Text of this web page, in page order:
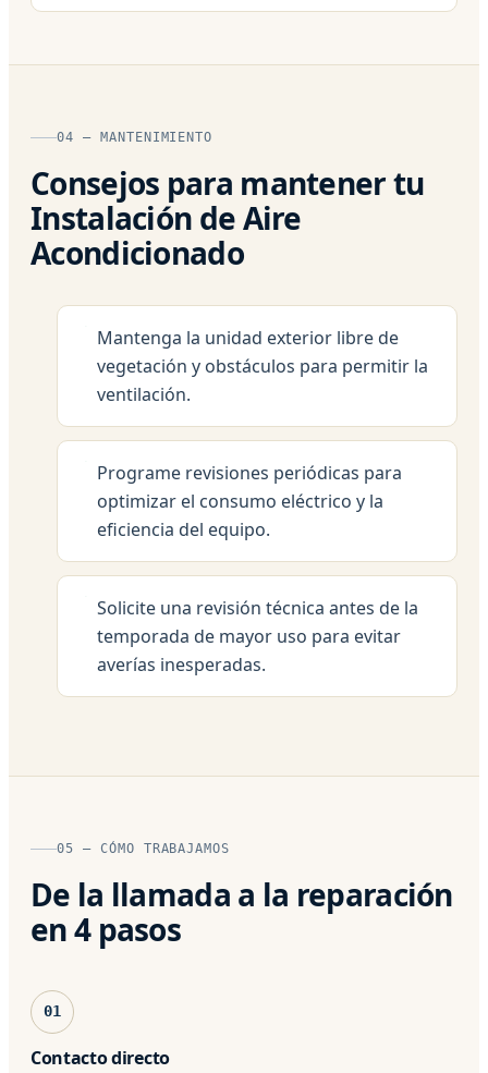
04 — MANTENIMIENTO
Consejos para mantener tu
Instalación de Aire
Acondicionado
Mantenga la unidad exterior libre de
vegetación y obstáculos para permitir la
ventilación.
Programe revisiones periódicas para
optimizar el consumo eléctrico y la
eficiencia del equipo.
Solicite una revisión técnica antes de la
temporada de mayor uso para evitar
averías inesperadas.
05 — CÓMO TRABAJAMOS
De la llamada a la reparación
en 4 pasos
01
Contacto directo